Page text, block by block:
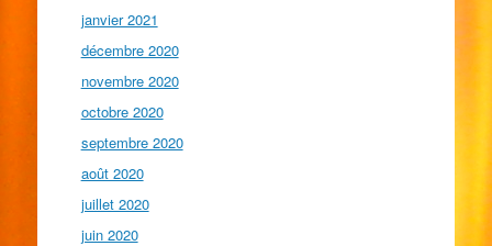
janvier 2021
décembre 2020
novembre 2020
octobre 2020
septembre 2020
août 2020
juillet 2020
juin 2020